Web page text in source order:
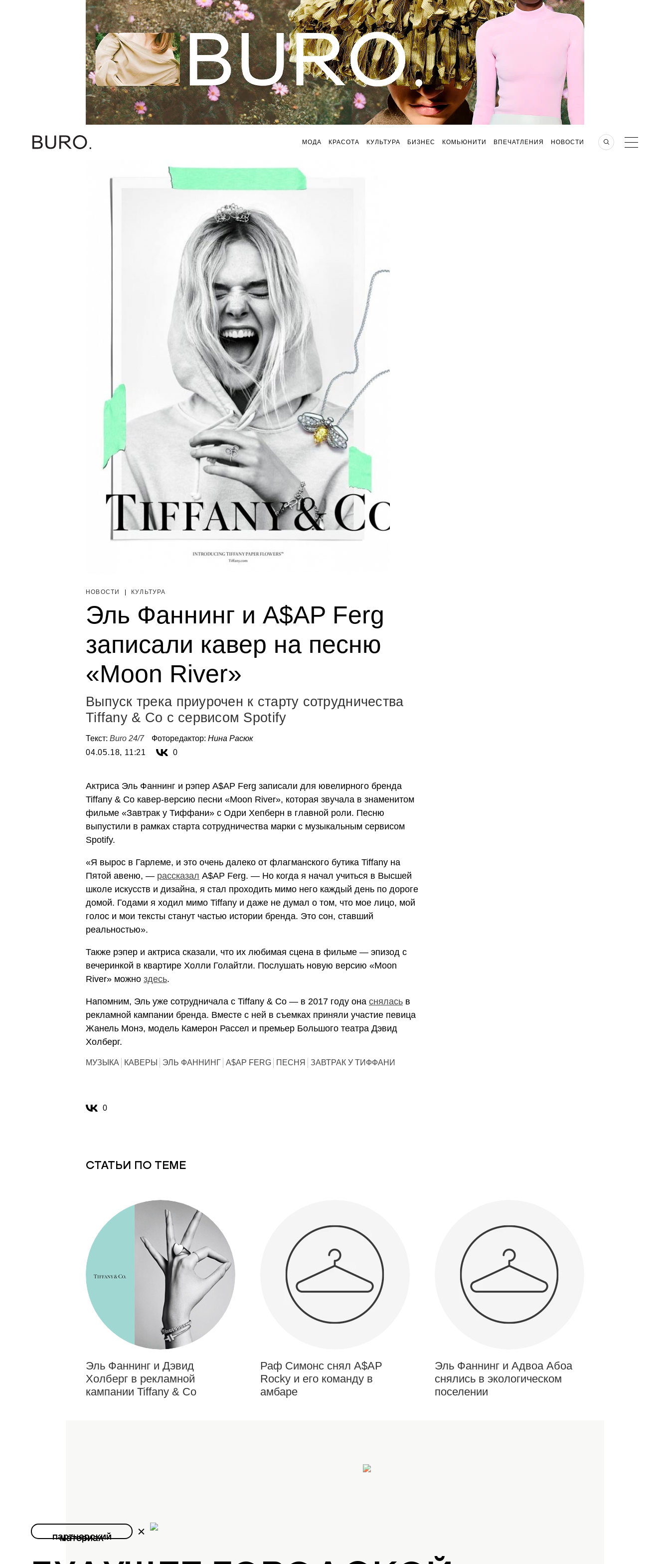
МОДА КРАСОТА КУЛЬТУРА БИЗНЕС КОМЬЮНИТИ ВПЕЧАТЛЕНИЯ НОВОСТИ
НОВОСТИ КУЛЬТУРА
Эль Фаннинг и A$AP Ferg
записали кавер на песню
«Moon River»
Выпуск трека приурочен к старту сотрудничества
Tiffany & Co с сервисом Spotify
Текст: Buro 24/7 Фоторедактор: Нина Расюк
04.05.18, 11:21
0
Актриса Эль Фаннинг и рэпер A$AP Ferg записали для ювелирного бренда
Tiffany & Co кавер-версию песни «Moon River», которая звучала в знаменитом
фильме «Завтрак у Тиффани» с Одри Хепберн в главной роли. Песню
выпустили в рамках старта сотрудничества марки с музыкальным сервисом
Spotify.
«Я вырос в Гарлеме, и это очень далеко от флагманского бутика Tiffany на
Пятой авеню, — рассказал A$AP Ferg. — Но когда я начал учиться в Высшей
школе искусств и дизайна, я стал проходить мимо него каждый день по дороге
домой. Годами я ходил мимо Tiffany и даже не думал о том, что мое лицо, мой
голос и мои тексты станут частью истории бренда. Это сон, ставший
реальностью».
Также рэпер и актриса сказали, что их любимая сцена в фильме — эпизод с
вечеринкой в квартире Холли Голайтли. Послушать новую версию «Moon
River» можно здесь.
Напомним, Эль уже сотрудничала с Tiffany & Co — в 2017 году она снялась в
рекламной кампании бренда. Вместе с ней в съемках приняли участие певица
Жанель Монэ, модель Камерон Рассел и премьер Большого театра Дэвид
Холберг.
МУЗЫКА КАВЕРЫ ЭЛЬ ФАННИНГ A$AP FERG ПЕСНЯ ЗАВТРАК У ТИФФАНИ
0
СТАТЬИ ПО ТЕМЕ
Эль Фаннинг и Дэвид
Холберг в рекламной
кампании Tiffany & Co
Раф Симонс снял A$AP
Rocky и его команду в
амбаре
Эль Фаннинг и Адвоа Абоа
снялись в экологическом
поселении
партнерский
материал